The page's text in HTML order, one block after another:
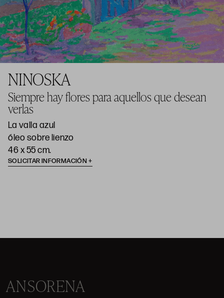
NINOSKA
Siempre hay flores para aquellos que desean
verlas
La valla azul
óleo sobre lienzo
46 x 55 cm.
SOLICITAR INFORMACIÓN
ANSORENA